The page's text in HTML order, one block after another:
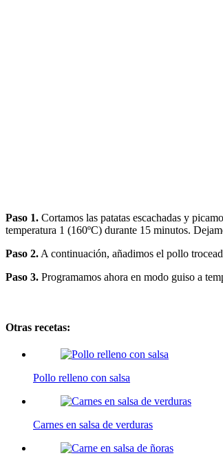
Paso 1. Cortamos las patatas escachadas y
temperatura 1 (160ºC) durante 15 minutos.
Paso 2. A continuación, añadimos el pollo
Paso 3. Programamos ahora en modo guiso a
Otras recetas:
Pollo relleno con salsa
Carnes en salsa de verduras